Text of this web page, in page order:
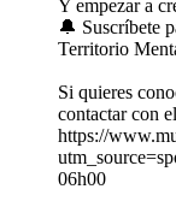
Y empezar a
🔔 Suscríbete
Territorio
Si quieres
contactar con
https://
06h00